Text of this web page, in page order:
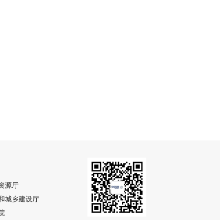
源厅
城乡建设厅